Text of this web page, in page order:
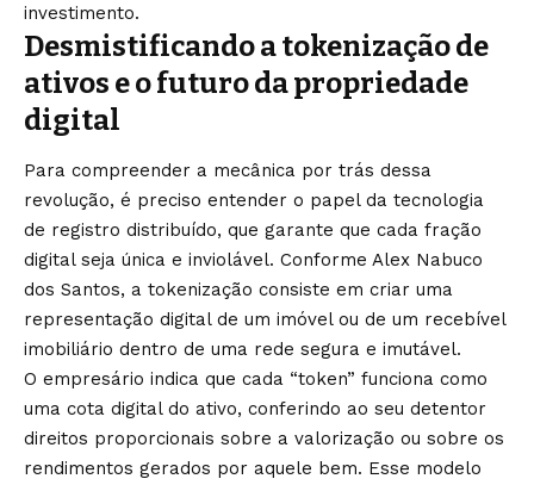
investimento.
Desmistificando a tokenização de
ativos e o futuro da propriedade
digital
Para compreender a mecânica por trás dessa
revolução, é preciso entender o papel da tecnologia
de registro distribuído, que garante que cada fração
digital seja única e inviolável. Conforme Alex Nabuco
dos Santos, a tokenização consiste em criar uma
representação digital de um imóvel ou de um recebível
imobiliário dentro de uma rede segura e imutável.
O empresário indica que cada “token” funciona como
uma cota digital do ativo, conferindo ao seu detentor
direitos proporcionais sobre a valorização ou sobre os
rendimentos gerados por aquele bem. Esse modelo